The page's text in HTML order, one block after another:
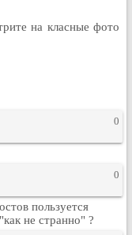
на класные фото
0
0
пользуется
не странно" ?